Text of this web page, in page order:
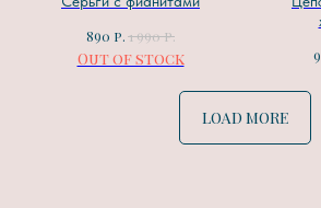
890 р. 1 990р.
Out of stock
LOAD MORE